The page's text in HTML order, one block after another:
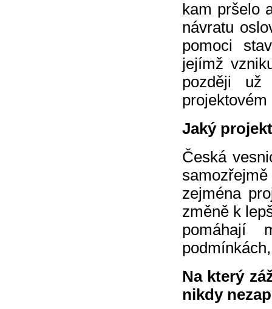
kam pršelo
návratu
pomoci
jejímž
později už
projektovém
Jaký
Česká
zejména
změně k
pomáhají
Na který
nikdy